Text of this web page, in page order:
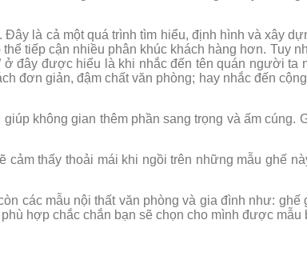
là cả một quá trình tìm hiểu, định hình và xây
tiếp cận nhiều phân khúc khách hàng hơn. Tuy
đây được hiểu là khi nhắc đến tên quán người ta
đơn giản, đậm chất văn phòng; hay nhắc đến
không gian thêm phần sang trọng và ấm cúng.
thấy thoải mái khi ngồi trên những mẫu ghế
các mẫu nội thất văn phòng và gia đình như: ghế
hợp chắc chắn bạn sẽ chọn cho mình được mẫu